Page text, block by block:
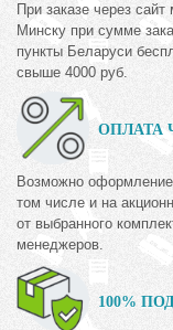
При заказе через
Минску при сумме
пункты Беларуси
свыше 4000 руб.
ОПЛАТА
Возможно оформление
том числе и на
от выбранного
менеджеров.
100%